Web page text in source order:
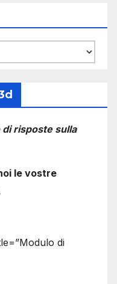
risposte sulla
le vostre
di